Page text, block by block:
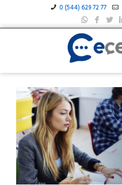
0 (544) 629 72 77